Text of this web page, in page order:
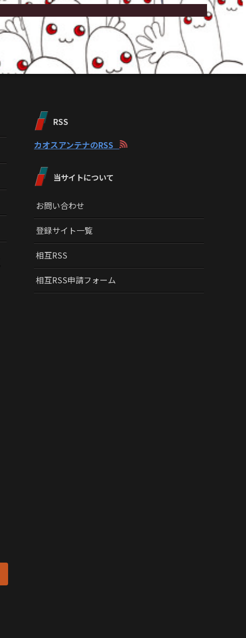
RSS
カオスアンテナのRSS
当サイトについて
お問い合わせ
登録サイト一覧
相互RSS
相互RSS申請フォーム